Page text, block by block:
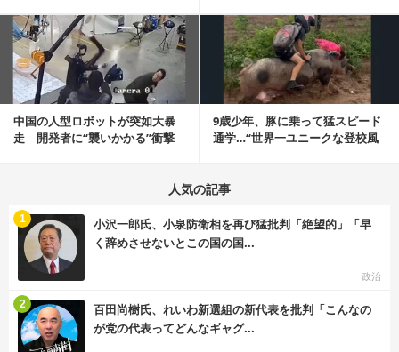
中国の人型ロボットが突如大暴
走 開発者に“襲いかかる”衝撃
9歳少年、豚に乗って猛スピード
通学…“世界一ユニークな登校風
記事を読む
人気の記事
小沢一郎氏、小泉防衛相を再び猛批判「絶望的」「早
く辞めさせないとこの国の国...
政治
1
百田尚樹氏、れいわ新選組の新代表を批判「こんなの
が党の代表ってどんなギャグ...
2